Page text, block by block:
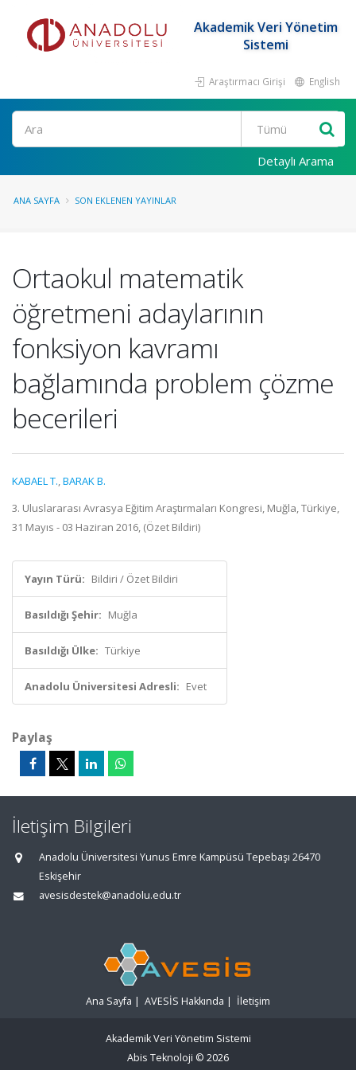
Akademik Veri Yönetim
Sistemi
Araştırmacı Girişi English
Ara
Detaylı Arama
ANA SAYFA SON EKLENEN YAYINLAR
Ortaokul matematik
öğretmeni adaylarının
fonksiyon kavramı
bağlamında problem çözme
becerileri
KABAEL T.,BARAK B.
3. Uluslararası Avrasya Eğitim Araştırmaları Kongresi, Muğla, Türkiye,
31 Mayıs - 03 Haziran 2016, (Özet Bildiri)
Yayın Türü: Bildiri / Özet Bildiri
Basıldığı Şehir: Muğla
Basıldığı Ülke: Türkiye
Anadolu Üniversitesi Adresli: Evet
Paylaş
İletişim Bilgileri
Anadolu Üniversitesi Yunus Emre Kampüsü Tepebaşı 26470
Eskişehir
avesisdestek@anadolu.edu.tr
Ana Sayfa | AVESİS Hakkında | İletişim
Akademik Veri Yönetim Sistemi
Abis Teknoloji © 2026